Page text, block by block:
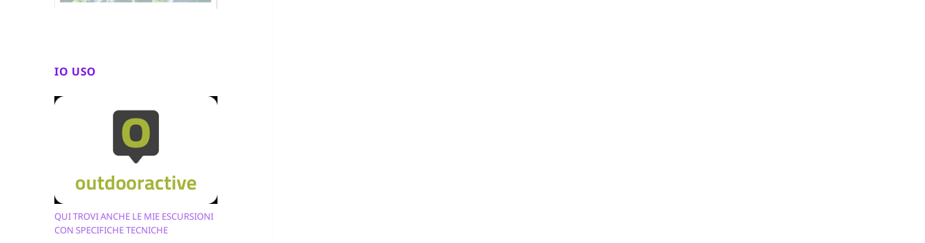
IO USO
QUI TROVI ANCHE LE MIE ESCURSIONI
CON SPECIFICHE TECNICHE